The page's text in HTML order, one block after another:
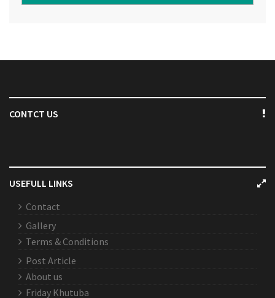
CONTCT US
USEFULL LINKS
Contact
Gallery
Terms & Conditions
Post Article
About us
Friday Khutuba